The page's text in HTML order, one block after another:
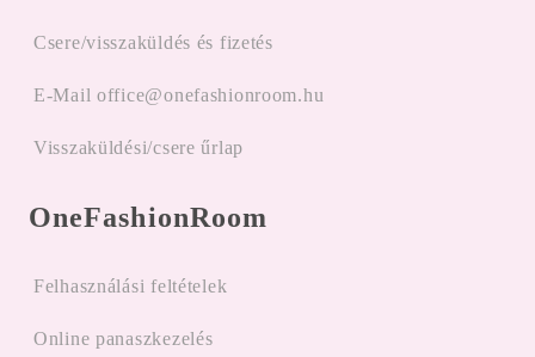
Csere/visszaküldés és fizetés
E-Mail office@onefashionroom.hu
Visszaküldési/csere űrlap
OneFashionRoom
Felhasználási feltételek
Online panaszkezelés